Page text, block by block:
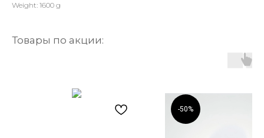
Weight: 1600 g
Товары по акции:
-50%